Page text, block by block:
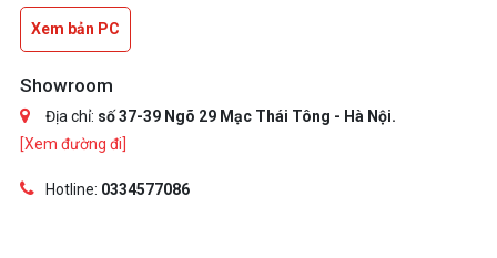
Xem bản PC
Showroom
Địa chỉ: số 37-39 Ngõ 29 Mạc Thái Tông - Hà Nội.
[Xem đường đi]
Hotline: 0334577086